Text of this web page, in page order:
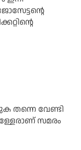
തന്നെ വേണ്ടി
സമരം